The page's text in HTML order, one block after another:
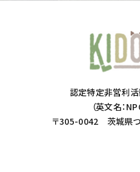
認定特定非営利活
（英文名：
〒305-0042 茨城県